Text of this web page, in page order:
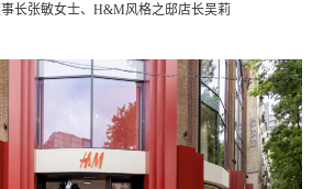
长张敏女士、H&M风格之邸店长吴莉